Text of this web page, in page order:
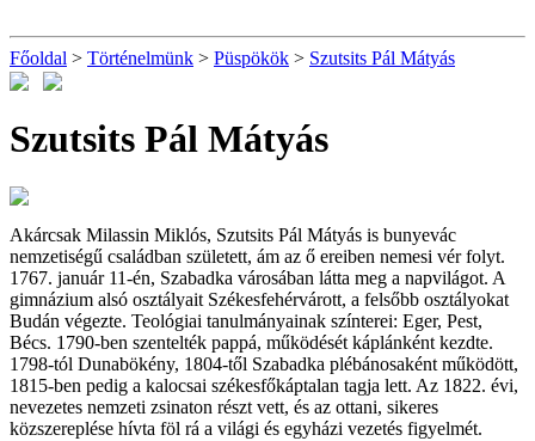
Főoldal > Történelmünk > Püspökök > Szutsits Pál Mátyás
Szutsits Pál Mátyás
Akárcsak Milassin Miklós, Szutsits Pál Mátyás is bunyevác
nemzetiségű családban született, ám az ő ereiben nemesi vér folyt.
1767. január 11-én, Szabadka városában látta meg a napvilágot. A
gimnázium alsó osztályait Székesfehérvárott, a felsőbb osztályokat
Budán végezte. Teológiai tanulmányainak színterei: Eger, Pest,
Bécs. 1790-ben szentelték pappá, működését káplánként kezdte.
1798-tól Dunabökény, 1804-től Szabadka plébánosaként működött,
1815-ben pedig a kalocsai székesfőkáptalan tagja lett. Az 1822. évi,
nevezetes nemzeti zsinaton részt vett, és az ottani, sikeres
közszereplése hívta föl rá a világi és egyházi vezetés figyelmét.